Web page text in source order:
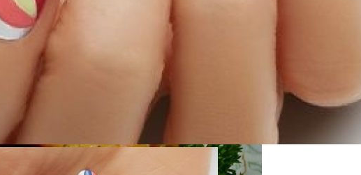
7 Нестандартных Идей Для Хранения Обуви